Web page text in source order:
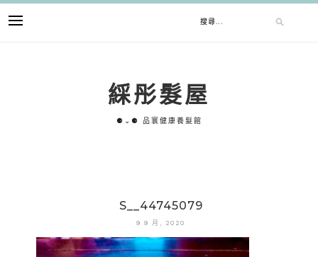
關
綵彤髮屋
⚈⌄⚈ 品寰健康養髮館
S__44745079
9 9 月, 2020